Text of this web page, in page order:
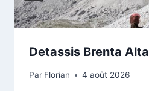
Detassis Brenta Alta
Par Florian 4 août 2026